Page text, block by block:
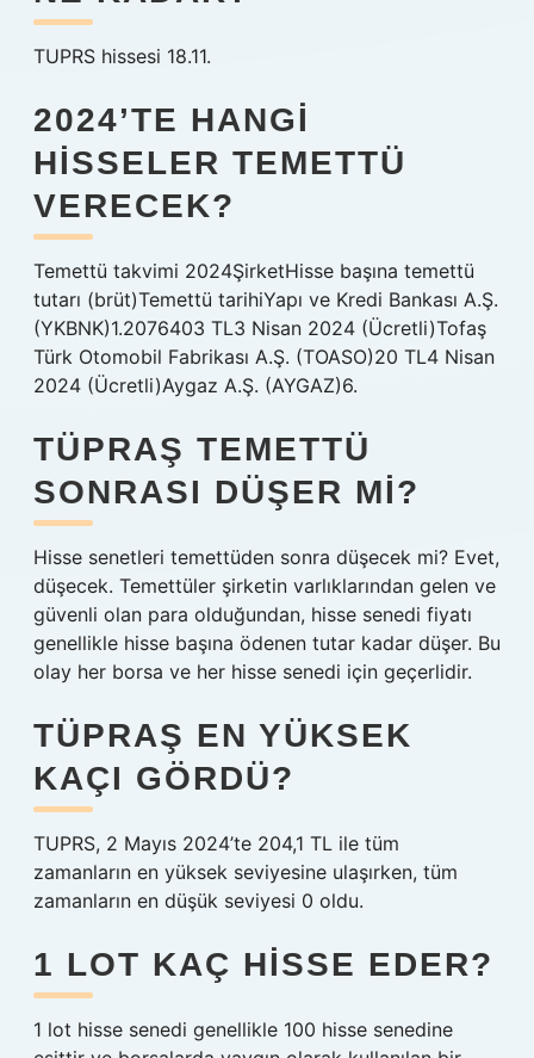
TUPRS hissesi 18.11.
2024’TE HANGI
HISSELER TEMETTÜ
VERECEK?
Temettü takvimi 2024ŞirketHisse başına temettü
tutarı (brüt)Temettü tarihiYapı ve Kredi Bankası A.Ş.
(YKBNK)1.2076403 TL3 Nisan 2024 (Ücretli)Tofaş
Türk Otomobil Fabrikası A.Ş. (TOASO)20 TL4 Nisan
2024 (Ücretli)Aygaz A.Ş. (AYGAZ)6.
TÜPRAŞ TEMETTÜ
SONRASI DÜŞER MI?
Hisse senetleri temettüden sonra düşecek mi? Evet,
düşecek. Temettüler şirketin varlıklarından gelen ve
güvenli olan para olduğundan, hisse senedi fiyatı
genellikle hisse başına ödenen tutar kadar düşer. Bu
olay her borsa ve her hisse senedi için geçerlidir.
TÜPRAŞ EN YÜKSEK
KAÇI GÖRDÜ?
TUPRS, 2 Mayıs 2024’te 204,1 TL ile tüm
zamanların en yüksek seviyesine ulaşırken, tüm
zamanların en düşük seviyesi 0 oldu.
1 LOT KAÇ HISSE EDER?
1 lot hisse senedi genellikle 100 hisse senedine